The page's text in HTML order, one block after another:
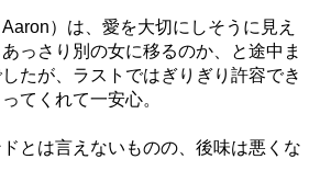
）は、愛を大切にしそうに見え
っさり別の女に移るのか、と途中ま
たが、ラストではぎりぎり許容でき
てくれて一安心。
とは言えないものの、後味は悪くな